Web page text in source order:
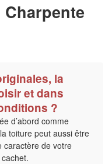
la
et dans
?
d’abord comme
toiture peut aussi être
caractère de votre